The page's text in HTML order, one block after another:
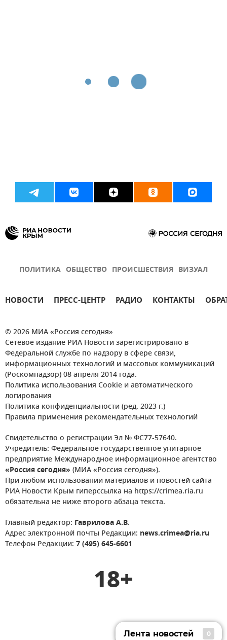
ПОЛИТИКА ОБЩЕСТВО ПРОИСШЕСТВИЯ ВИЗУАЛ
НОВОСТИ ПРЕСС-ЦЕНТР РАДИО КОНТАКТЫ
© 2026 МИА «Россия сегодня»
Сетевое издание РИА Новости зарегистрировано в
Федеральной службе по надзору в сфере связи,
информационных технологий и массовых коммуникаций
(Роскомнадзор) 08 апреля 2014 года.
Политика использования Cookie и автоматического
логирования
Политика конфиденциальности (ред. 2023 г.)
Правила применения рекомендательных технологий
Свидетельство о регистрации Эл № ФС77-57640.
Учредитель: Федеральное государственное унитарное
предприятие Международное информационное агентство
«Россия сегодня» (МИА «Россия сегодня»).
При любом использовании материалов и новостей сайта
РИА Новости Крым гиперссылка на https://crimea.ria.ru
обязательна не ниже второго абзаца текста.
Главный редактор: Гаврилова А.В.
Адрес электронной почты Редакции: news.crimea@ria.ru
Телефон Редакции: 7 (495) 645-6601
18+
Лента новостей 0